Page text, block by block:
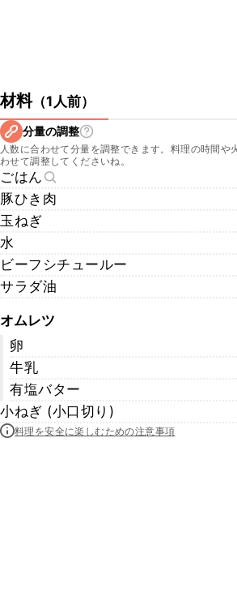
材料（1人前）
分量の調整
人数に合わせて分量を調整できます。料理の時間や
わせて調整してくださいね。
ごはん
豚ひき肉
玉ねぎ
水
ビーフシチュールー
サラダ油
オムレツ
卵
牛乳
有塩バター
小ねぎ (小口切り)
料理を安全に楽しむための注意事項